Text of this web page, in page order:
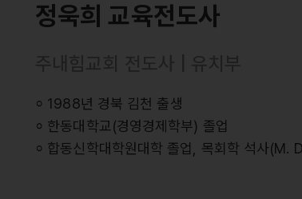
주요곡
<주 예배하는 삶>, <주는 완전합니다>, <주
정욱희 교육전도사
⸰ 1988년 경북 김천 출생
⸰ 한동대학교(경영경제학부) 졸업
⸰ 합동신학대학원대학 졸업, 목회학 석사(M.